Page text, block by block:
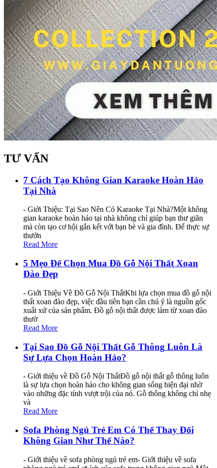
TƯ VẤN
7 Cách Tạo Không Gian Karaoke Hoàn Hảo
Tại Nhà
- Giới Thiệu: Tại Sao Nên Có Karaoke Tại Nhà?Một không
gian karaoke hoàn hảo tại nhà không chỉ giúp bạn thư giãn
mà còn tạo cơ hội gắn kết với bạn bè và gia đình. Để thực sự
thưởn
Read More
5 Mẹo Để Chọn Mua Đồ Gỗ Nội Thất Xoan
Đào Đẹp
- Giới Thiệu Về Đồ Gỗ Nội ThấtKhi lựa chọn mua đồ gỗ nội
thất xoan đào đẹp, việc đầu tiên bạn cần chú ý là nguồn gốc
xuất xứ của sản phẩm. Đồ gỗ nội thất được làm từ xoan đào
thườ
Read More
Tại Sao Đồ Gỗ Nội Thất Gỗ Thông Luôn Là
Sự Lựa Chọn Hoàn Hảo?
- Giới thiệu về Đồ Gỗ Nội ThấtĐồ gỗ nội thất gỗ thông luôn
là sự lựa chọn hoàn hảo cho không gian sống hiện đại nhờ
vào những đặc tính vượt trội của nó. Gỗ thông không chỉ nhẹ
và
Read More
Sofa Phòng Ngủ Trẻ Em Có Thể Thay Đổi
Không Gian Như Thế Nào?
- Giới thiệu về sofa phòng ngủ trẻ em- Giới thiệu về sofa